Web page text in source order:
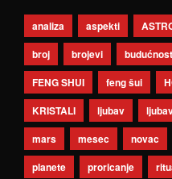
analiza aspekti
broj
brojevi budućnost
FENG SHUI
feng šui
KRISTALI
ljubav
mars
mesec novac
planete
proricanje